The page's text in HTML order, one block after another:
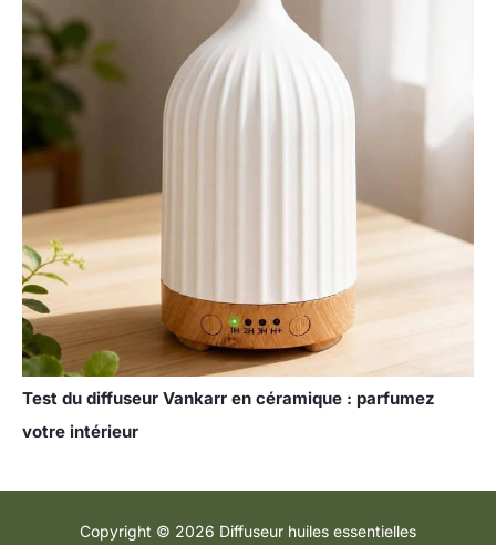
Test du diffuseur Vankarr en céramique : parfumez
votre intérieur
Copyright © 2026 Diffuseur huiles essentielles